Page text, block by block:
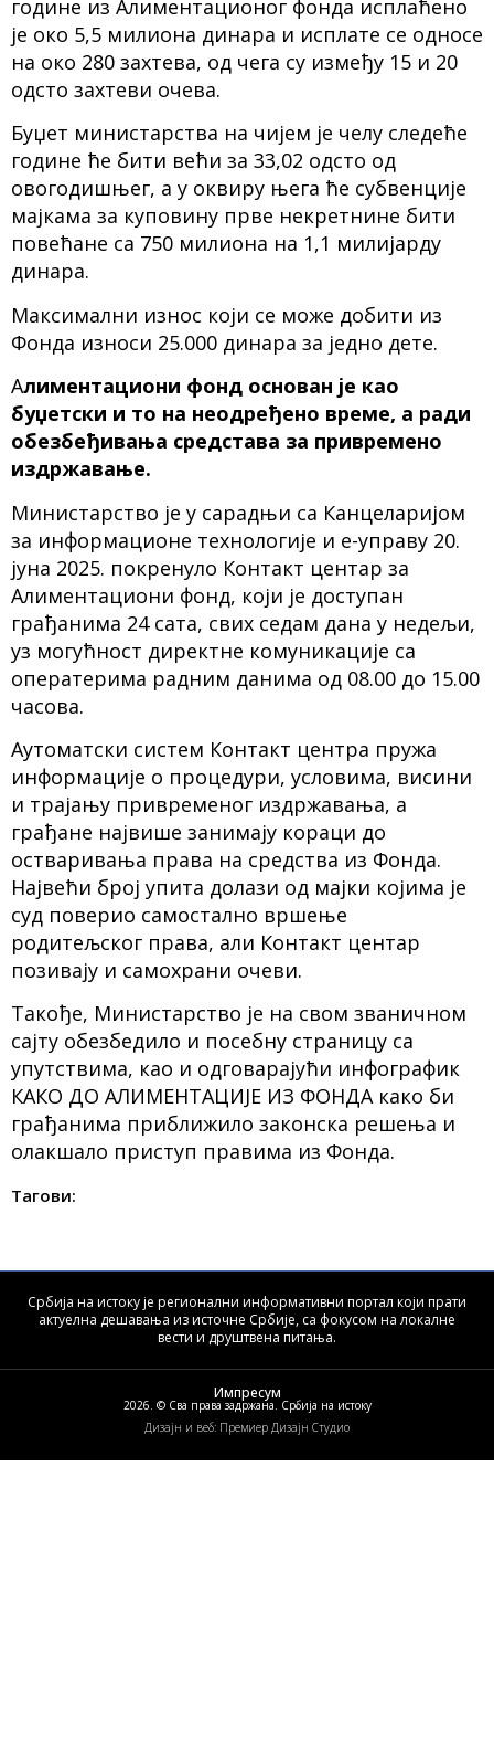
године из Алиментационог фонда исплаћено
је око 5,5 милиона динара и исплате се односе
на око 280 захтева, од чега су између 15 и 20
одсто захтеви очева.
Буџет министарства на чијем је челу следеће
године ће бити већи за 33,02 одсто од
овогодишњег, а у оквиру њега ће субвенције
мајкама за куповину прве некретнине бити
повећане са 750 милиона на 1,1 милијарду
динара.
Максимални износ који се може добити из
Фонда износи 25.000 динара за једно дете.
Алиментациони фонд основан је као
буџетски и то на неодређено време, а ради
обезбеђивања средстава за привремено
издржавање.
Министарство је у сарадњи са Канцеларијом
за информационе технологије и е-управу 20.
јуна 2025. покренуло Контакт центар за
Алиментациони фонд, који је доступан
грађанима 24 сата, свих седам дана у недељи,
уз могућност директне комуникације са
оператерима радним данима од 08.00 до 15.00
часова.
Аутоматски систем Контакт центра пружа
информације о процедури, условима, висини
и трајању привременог издржавања, а
грађане највише занимају кораци до
остваривања права на средства из Фонда.
Највећи број упита долази од мајки којима је
суд поверио самостално вршење
родитељског права, али Контакт центар
позивају и самохрани очеви.
Такође, Министарство је на свом званичном
сајту обезбедило и посебну страницу са
упутствима, као и одговарајући инфографик
КАКО ДО АЛИМЕНТАЦИЈЕ ИЗ ФОНДА како би
грађанима приближило законска решења и
олакшало приступ правима из Фонда.
Тагови:
Србија на истоку је регионални информативни портал који прати
актуелна дешавања из источне Србије, са фокусом на локалне
вести и друштвена питања.
2026. © Сва права задржана. Србија на истоку
Импресум
Дизајн и веб: Премиер Дизајн Студио